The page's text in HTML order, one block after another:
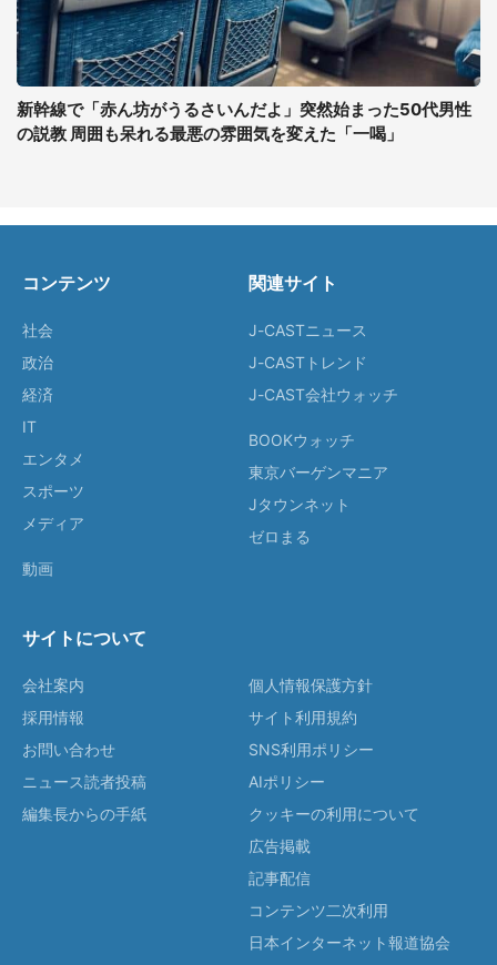
新幹線で「赤ん坊がうるさいんだよ」突然始まった50代男性
の説教 周囲も呆れる最悪の雰囲気を変えた「一喝」
コンテンツ
社会
政治
経済
IT
エンタメ
スポーツ
メディア
動画
関連サイト
J-CASTニュース
J-CASTトレンド
J-CAST会社ウォッチ
BOOKウォッチ
東京バーゲンマニア
Jタウンネット
ゼロまる
サイトについて
会社案内
採用情報
お問い合わせ
ニュース読者投稿
編集長からの手紙
個人情報保護方針
サイト利用規約
SNS利用ポリシー
AIポリシー
クッキーの利用について
広告掲載
記事配信
コンテンツ二次利用
日本インターネット報道協会